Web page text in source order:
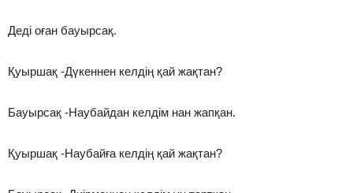
Деді оған бауырсақ.
Қуыршақ -Дүкеннен келдің қай жақтан?
Бауырсақ -Наубайдан келдім нан жапқан.
Қуыршақ -Наубайға келдің қай жақтан?